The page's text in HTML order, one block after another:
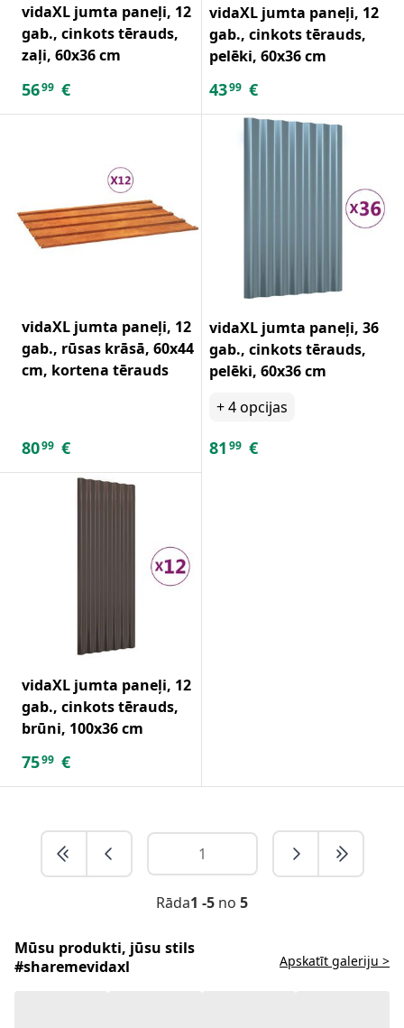
vidaXL jumta paneļi, 12
gab., cinkots tērauds,
zaļi, 60x36 cm
5699 €
vidaXL jumta paneļi, 12
gab., cinkots tērauds,
pelēki, 60x36 cm
4399 €
vidaXL jumta paneļi, 12
gab., rūsas krāsā, 60x44
cm, kortena tērauds
8099 €
vidaXL jumta paneļi, 36
gab., cinkots tērauds,
pelēki, 60x36 cm
+4opcijas
81 99 €
vidaXL jumta paneļi, 12
gab., cinkots tērauds,
brūni, 100x36 cm
7599 €
Rāda1 -5 no 5
Mūsu produkti, jūsu stils
#sharemevidaxl
Apskatīt galeriju >